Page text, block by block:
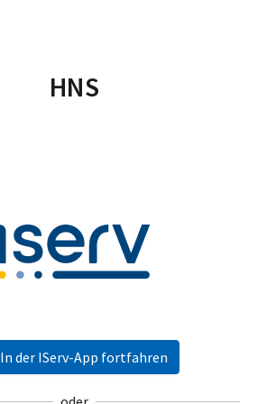
HNS
In der IServ-App fortfahren